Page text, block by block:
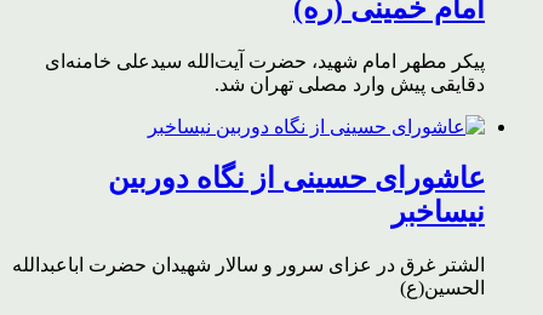
امام خمینی (ره)
پیکر مطهر امام شهید،‌ حضرت آیت‌الله سیدعلی خامنه‌ای
دقایقی پیش وارد مصلی تهران شد.
عاشورای حسینی از نگاه دوربین
نیساخبر
الشتر غرق در عزای سرور و سالار شهیدان حضرت اباعبدالله
الحسین(ع)